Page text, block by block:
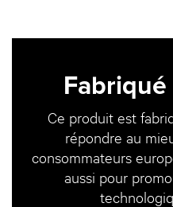
Ce produit est
répondre au
consommateurs
aussi pour